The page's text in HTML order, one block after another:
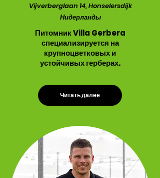
Vijverberglaan 14, Honselersdijk
Нидерланды
Питомник Villa Gerbera
специализируется на
крупноцветковых и
устойчивых герберах.
Читать далее